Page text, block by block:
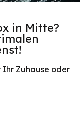
in Mitte?
Zuhause oder